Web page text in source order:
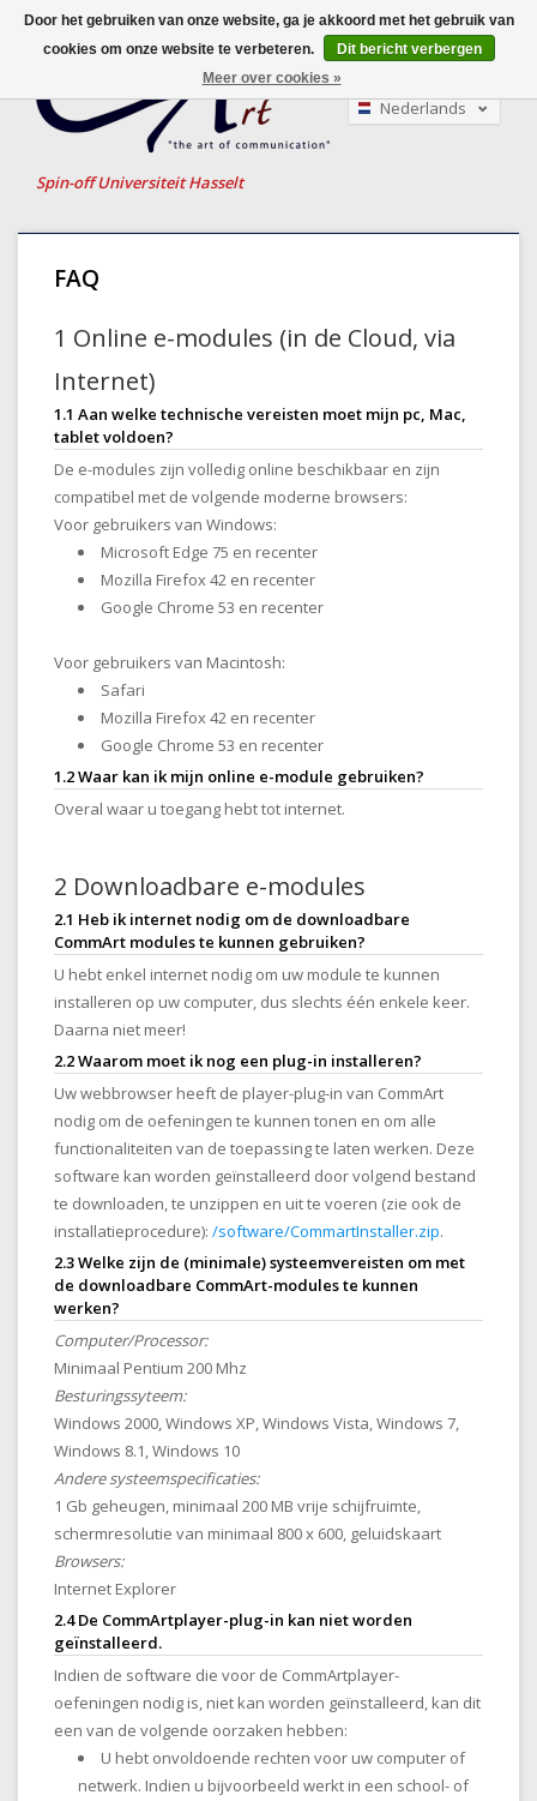
Spin-off Universiteit Hasselt
Nederlands
FAQ
1 Online e-modules (in de Cloud, via
Internet)
1.1 Aan welke technische vereisten moet mijn pc, Mac,
tablet voldoen?
De e-modules zijn volledig online beschikbaar en zijn
compatibel met de volgende moderne browsers:
Voor gebruikers van Windows:
Microsoft Edge 75 en recenter
Mozilla Firefox 42 en recenter
Google Chrome 53 en recenter
Voor gebruikers van Macintosh:
Safari
Mozilla Firefox 42 en recenter
Google Chrome 53 en recenter
1.2 Waar kan ik mijn online e-module gebruiken?
Overal waar u toegang hebt tot internet.
2 Downloadbare e-modules
2.1 Heb ik internet nodig om de downloadbare
CommArt modules te kunnen gebruiken?
U hebt enkel internet nodig om uw module te kunnen
installeren op uw computer, dus slechts één enkele keer.
Daarna niet meer!
2.2 Waarom moet ik nog een plug-in installeren?
Uw webbrowser heeft de player-plug-in van CommArt
nodig om de oefeningen te kunnen tonen en om alle
functionaliteiten van de toepassing te laten werken. Deze
software kan worden geïnstalleerd door volgend bestand
te downloaden, te unzippen en uit te voeren (zie ook de
installatieprocedure): /software/CommartInstaller.zip.
2.3 Welke zijn de (minimale) systeemvereisten om met
de downloadbare CommArt-modules te kunnen
werken?
Computer/Processor:
Minimaal Pentium 200 Mhz
Besturingssyteem:
Windows 2000, Windows XP, Windows Vista, Windows 7,
Windows 8.1, Windows 10
Andere systeemspecificaties:
1 Gb geheugen, minimaal 200 MB vrije schijfruimte,
schermresolutie van minimaal 800 x 600, geluidskaart
Browsers:
Internet Explorer
2.4 De CommArtplayer-plug-in kan niet worden
geïnstalleerd.
Indien de software die voor de CommArtplayer-
oefeningen nodig is, niet kan worden geïnstalleerd, kan dit
een van de volgende oorzaken hebben:
U hebt onvoldoende rechten voor uw computer of
netwerk. Indien u bijvoorbeeld werkt in een school- of
Door het gebruiken van onze website, ga je akkoord met het gebruik van
cookies om onze website te verbeteren.
Dit bericht verbergen
Meer over cookies »